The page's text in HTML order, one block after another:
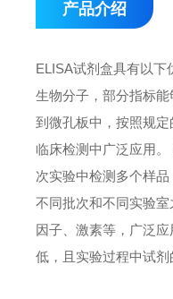
产品介绍
ELISA试剂盒具有以
生物分子，部分指标
到微孔板中，按照规
临床检测中广泛应用
次实验中检测多个样
不同批次和不同实验
因子、激素等，广泛
低，且实验过程中试